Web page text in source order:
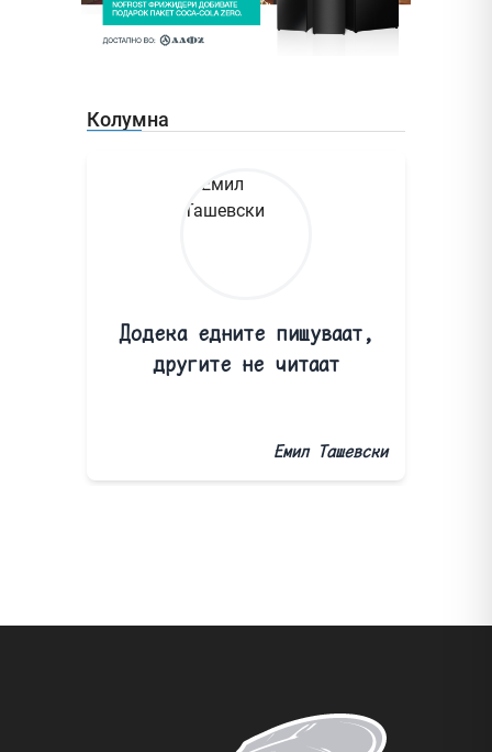
Колумна
Додека едните пишуваат,
другите не читаат
Емил Ташевски